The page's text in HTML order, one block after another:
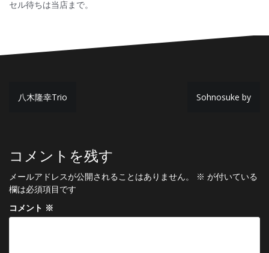
セル待ちは当店まで。
投
ビ
ゲ
ー
シ
八木隆幸Trio Sohnosuke by
コメントを残す
メールアドレスが公開されることはありません。 ※ が付いている
欄は必須項目です
コメント ※